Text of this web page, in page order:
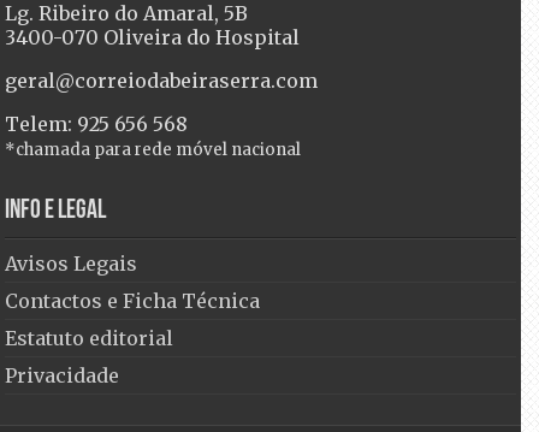
Lg. Ribeiro do Amaral, 5B
3400-070 Oliveira do Hospital
geral@correiodabeiraserra.com
Telem: 925 656 568
*chamada para rede móvel nacional
Info e Legal
Avisos Legais
Contactos e Ficha Técnica
Estatuto editorial
Privacidade